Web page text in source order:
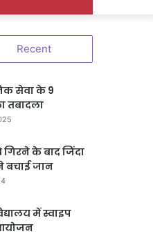
for
Recent
सेवा के 9
तबादला
के बाद जिंदा
बचाई जान
में स्वाइप